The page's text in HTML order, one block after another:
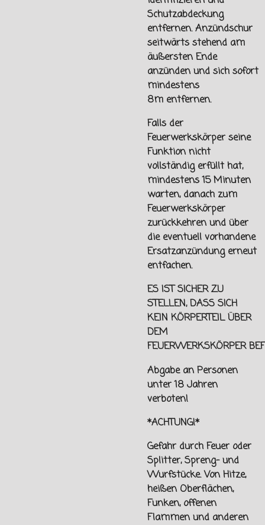
Schutzabdeckung
entfernen. Anzündschur
seitwärts stehend am
äußersten Ende
anzünden und sich sofort
mindestens
8m entfernen.
Falls der
Feuerwerkskörper seine
Funktion nicht
vollständig erfüllt hat,
mindestens 15 Minuten
warten, danach zum
Feuerwerkskörper
zurückkehren und über
die eventuell vorhandene
Ersatzanzündung erneut
entfachen.
ES IST SICHER ZU
STELLEN, DASS SICH
KEIN KÖRPERTEIL ÜBER
DEM
FEUERWERKSKÖRPER
Abgabe an Personen
unter18 Jahren
verboten!
*ACHTUNG!*
Gefahr durch Feuer oder
Splitter, Spreng- und
Wurfstücke. Von Hitze,
heißen Oberflächen,
Funken, offenen
Flammen und anderen